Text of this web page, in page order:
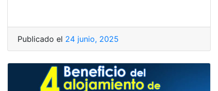
Publicado el 24 junio, 2025